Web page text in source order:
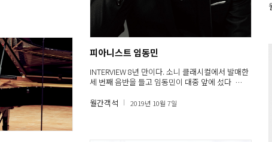
피아니스트 임동민
INTERVIEW 8년 만이다. 소니 클래시컬에서 발매한
세 번째 음반을 들고 임동민이 대중 앞에 섰다 …
월간객석
2019년 10월 7일